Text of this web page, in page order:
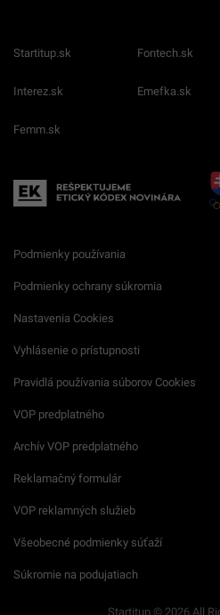
Startitup.sk Fontech.sk
Interez.sk Emefka.sk
Femm.sk
Podmienky používania
Podmienky ochrany súkromia
Nastavenia Cookies
Vyhlásenie o prístupnosti
Pravidlá používania súborov Cookies
VOP predplatného
Archív VOP predplatného
Reklamačný formulár
VOP reklamných služieb
Všeobecné podmienky súťaží
Súkromie na podujatiach
Startitup © 2026 All